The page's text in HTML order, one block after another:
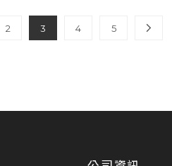
2 3 4 5